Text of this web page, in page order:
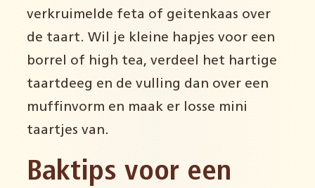
verkruimelde feta of geitenkaas over
de taart. Wil je kleine hapjes voor een
borrel of high tea, verdeel het hartige
taartdeeg en de vulling dan over een
muffinvorm en maak er losse mini
taartjes van.
Baktips voor een